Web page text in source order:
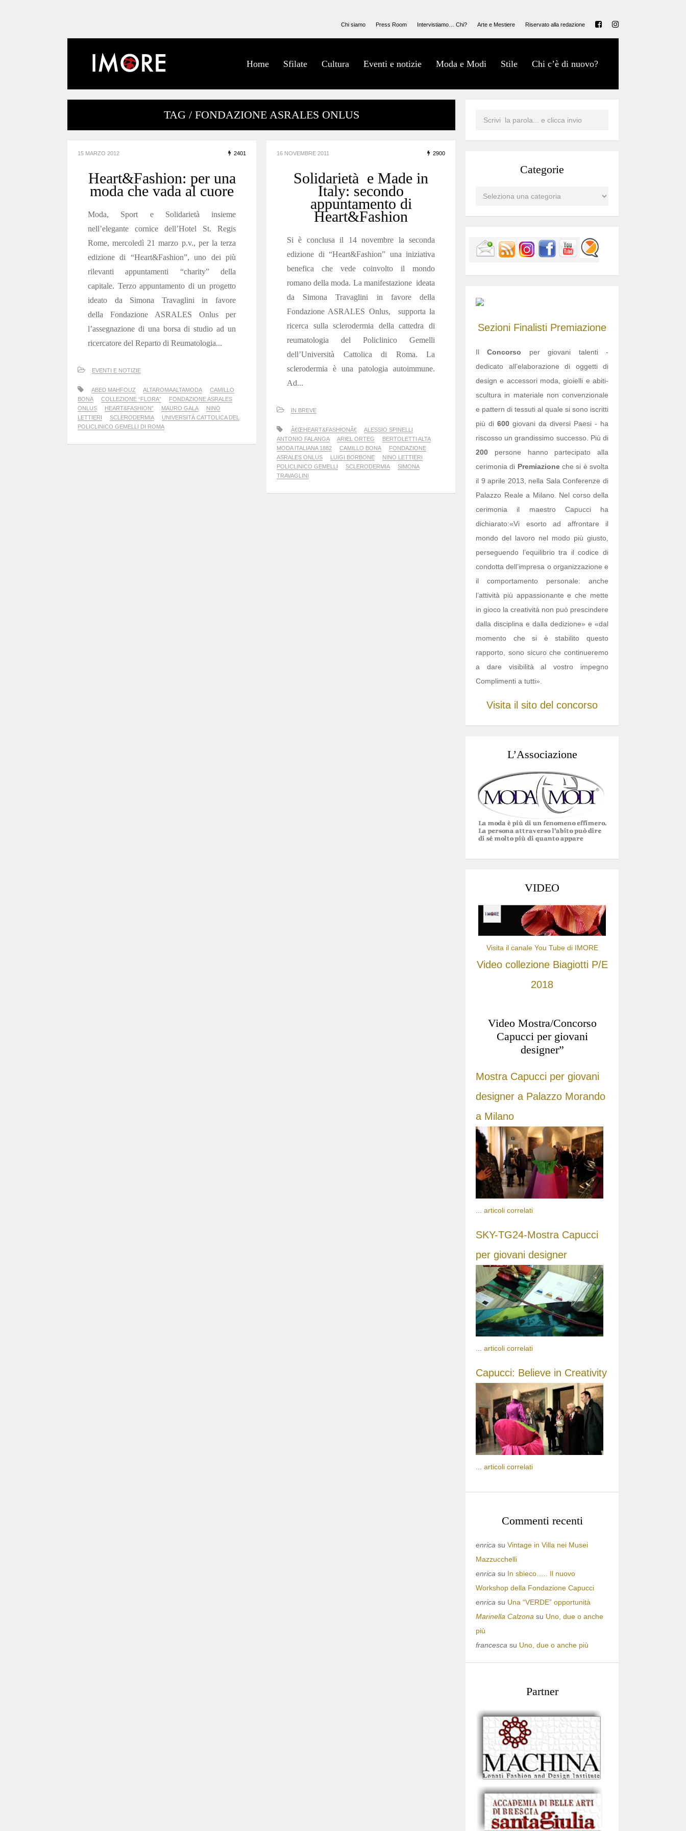
Chi siamo Press Room Intervistiamo… Chi? Arte e Mestiere Riservato alla redazione
Home Sfilate Cultura Eventi e notizie Moda e Modi Stile Chi c’è di nuovo?
TAG / FONDAZIONE ASRALES ONLUS
15 MARZO 2012 2401
Heart&Fashion: per una
moda che vada al cuore
Moda, Sport e Solidarietà insieme
nell’elegante cornice dell’Hotel St. Regis
Rome, mercoledì 21 marzo p.v., per la terza
edizione di “Heart&Fashion”, uno dei più
rilevanti appuntamenti “charity” della
capitale. Terzo appuntamento di un progetto
ideato da Simona Travaglini in favore
della Fondazione ASRALES Onlus per
l’assegnazione di una borsa di studio ad un
ricercatore del Reparto di Reumatologia...
EVENTI E NOTIZIE
ABED MAHFOUZ ALTAROMAALTAMODA
CAMILLO
BONA
COLLEZIONE “FLORA”
FONDAZIONE ASRALES
ONLUS
HEART&FASHION” MAURO GALA
NINO
LETTIERI
SCLERODERMIA
UNIVERSITÀ CATTOLICA DEL
POLICLINICO GEMELLI DI ROMA
16 NOVEMBRE 2011 2900
Solidarietà e Made in
Italy: secondo
appuntamento di
Heart&Fashion
Si è conclusa il 14 novembre la seconda
edizione di “Heart&Fashion” una iniziativa
benefica che vede coinvolto il mondo
romano della moda. La manifestazione ideata
da Simona Travaglini in favore della
Fondazione ASRALES Onlus, supporta la
ricerca sulla sclerodermia della cattedra di
reumatologia del Policlinico Gemelli
dell’Università Cattolica di Roma. La
sclerodermia è una patologia autoimmune.
Ad...
IN BREVE
Â€ŒHEART&FASHIONÂ€
ALESSIO SPINELLI
ANTONIO FALANGA
ARIEL ORTEG
BERTOLETTI ALTA
MODA ITALIANA 1882
CAMILLO BONA
FONDAZIONE
ASRALES ONLUS
LUIGI BORBONE
NINO LETTIERI
POLICLINICO GEMELLI
SCLERODERMIA
SIMONA
TRAVAGLINI
Categorie
Sezioni Finalisti Premiazione
IlConcorso per giovani talenti -
dedicato all’elaborazione di oggetti di
design e accessori moda, gioielli e abiti-
scultura in materiale non convenzionale
e pattern di tessuti al quale si sono iscritti
più di 600 giovani da diversi Paesi - ha
riscosso un grandissimo successo. Più di
200 persone hanno partecipato alla
cerimonia di Premiazioneche si è svolta
il 9 aprile 2013, nella Sala Conferenze di
Palazzo Reale a Milano. Nel corso della
cerimonia il maestro Capucci ha
dichiarato:«Vi esorto ad affrontare il
mondo del lavoro nel modo più giusto,
perseguendo l’equilibrio tra il codice di
condotta dell’impresa o organizzazione e
il comportamento personale: anche
l’attività più appassionante e che mette
in gioco la creatività non può prescindere
dalla disciplina e dalla dedizione» e «dal
momento che si è stabilito questo
rapporto, sono sicuro che continueremo
a dare visibilità al vostro impegno
Complimenti a tutti».
Visita il sito del concorso
L’Associazione
VIDEO
Visita il canale You Tube di IMORE
Video collezione Biagiotti P/E
2018
Video Mostra/Concorso
Capucci per giovani
designer”
Mostra Capucci per giovani
designer a Palazzo Morando
a Milano
articoli correlati
SKY-TG24-Mostra Capucci
per giovani designer
... articoli correlati
Capucci: Believe in Creativity
articoli correlati
Commenti recenti
enrica su Vintage in Villa nei Musei
Mazzucchelli
enrica su In sbieco….. Il nuovo
Workshop della Fondazione Capucci
enrica su Una “VERDE” opportunità
Marinella Calzona su Uno, due o anche
più
francesca su Uno, due o anche più
Partner